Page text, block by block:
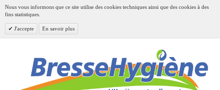
Nous vous informons que ce site utilise des cookies techniques ainsi que des cookies à des
fins statistiques.
J'accepte En savoir plus